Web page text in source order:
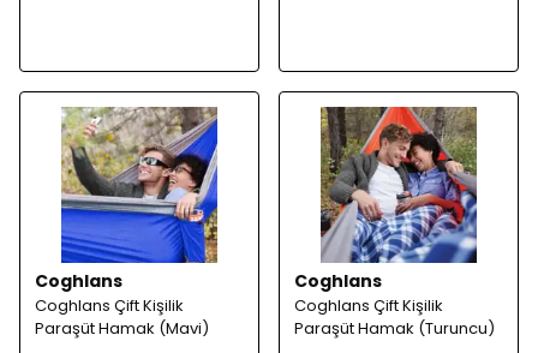
Coghlans
Coghlans Çift Kişilik
Paraşüt Hamak (Mavi)
Coghlans
Coghlans Çift Kişilik
Paraşüt Hamak (Turuncu)